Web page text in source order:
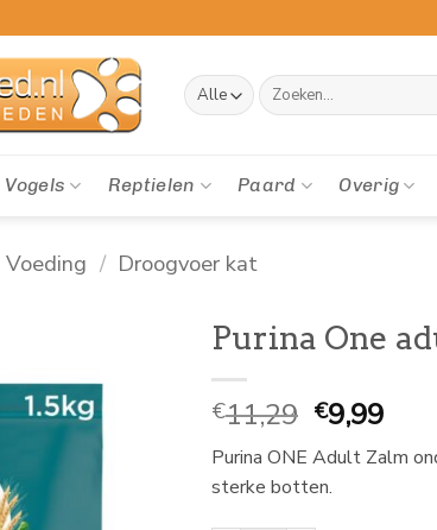
Zoeken
naar:
Vogels Reptielen Paard Overig
/ Droogvoer kat
Purina One
€11,29
prijs
was:
€
€9,99
prijs
is:
Purina ONE Adult Zalm
sterke botten.